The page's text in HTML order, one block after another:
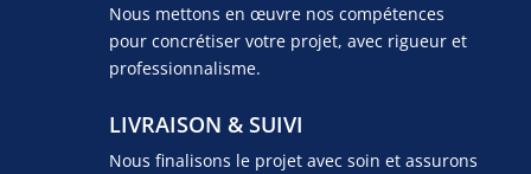
Nous mettons en œuvre nos compétences
pour concrétiser votre projet, avec rigueur et
professionnalisme.
LIVRAISON & SUIVI
Nous finalisons le projet avec soin et assurons